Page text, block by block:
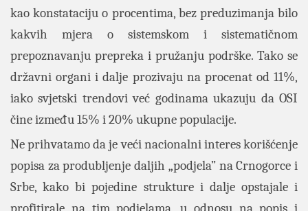
kao konstataciju o procentima, bez preduzimanja bilo
kakvih mjera o sistemskom i sistematičnom
prepoznavanju prepreka i pružanju podrške. Tako se
državni organi i dalje prozivaju na procenat od 11%,
iako svjetski trendovi već godinama ukazuju da OSI
čine između 15% i 20% ukupne populacije.
Ne prihvatamo da je veći nacionalni interes korišćenje
popisa za produbljenje daljih „podjela” na Crnogorce i
Srbe, kako bi pojedine strukture i dalje opstajale i